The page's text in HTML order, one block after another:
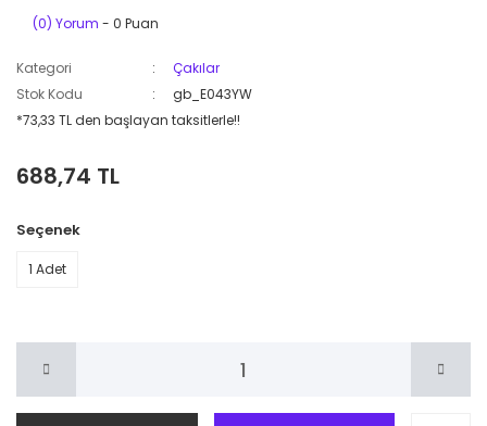
(0) Yorum - 0 Puan
Kategori
Çakılar
Stok Kodu
gb_E043YW
*73,33 TL den başlayan taksitlerle!!
688,74 TL
Seçenek
1 Adet